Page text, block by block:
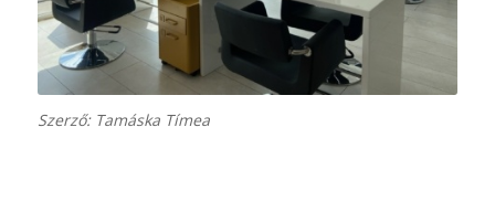
Szerző: Tamáska Tímea